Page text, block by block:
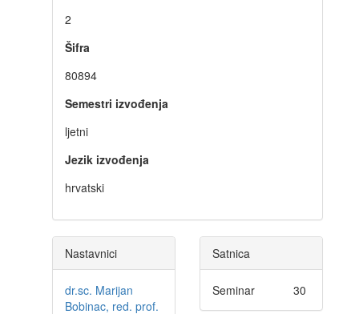
2
Šifra
80894
Semestri izvođenja
ljetni
Jezik izvođenja
hrvatski
Nastavnici
dr.sc. Marijan
Bobinac, red. prof.
Satnica
Seminar 30